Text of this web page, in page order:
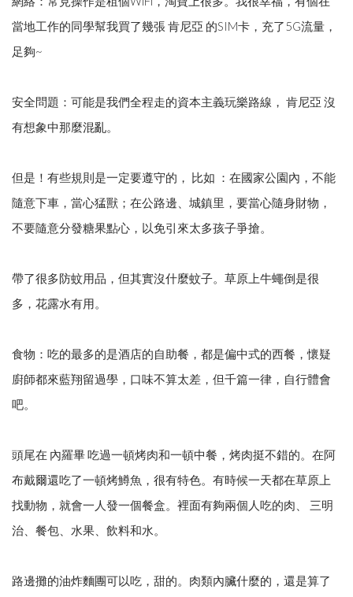
當地工作的同學幫我買了幾張 肯尼亞 的SIM卡，充了5G流量，
足夠~
安全問題：可能是我們全程走的資本主義玩樂路線， 肯尼亞 沒
有想象中那麼混亂。
但是！有些規則是一定要遵守的， 比如 ：在國家公園內，不能
隨意下車，當心猛獸；在公路邊、城鎮里，要當心隨身財物，
不要隨意分發糖果點心，以免引來太多孩子爭搶。
帶了很多防蚊用品，但其實沒什麼蚊子。草原上牛蠅倒是很
多，花露水有用。
食物：吃的最多的是酒店的自助餐，都是偏中式的西餐，懷疑
廚師都來藍翔留過學，口味不算太差，但千篇一律，自行體會
吧。
頭尾在 內羅畢 吃過一頓烤肉和一頓中餐，烤肉挺不錯的。在阿
布戴爾還吃了一頓烤鱒魚，很有特色。有時候一天都在草原上
找動物，就會一人發一個餐盒。裡面有夠兩個人吃的肉、 三明
治、餐包、水果、飲料和水。
路邊攤的油炸麵團可以吃，甜的。肉類內臟什麼的，還是算了